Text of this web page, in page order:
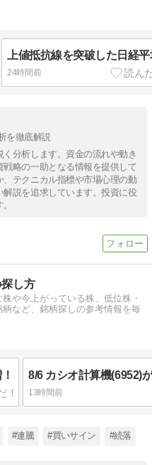
上値抵抗線を突破した日経
24時間前
を徹底解説
分析します。資金の流れや動き
略の一助となる情報を提供して
テクニカル指標や市場心理の動
説を追求しています。投資に役
探し方
や今上がっている株、低位株・
など、銘柄探しの参考情報を毎
8/6 カシオ計算機(6952)
13時間前
#連騰 #買いサイン #続落